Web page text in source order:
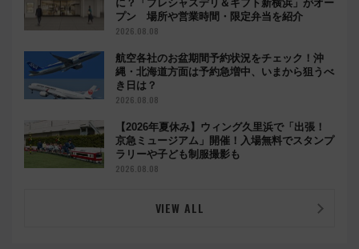
に？「プレシャスデリ＆ギフト新横浜」がオー
プン 場所や営業時間・限定弁当を紹介
2026.08.08
航空各社のお盆期間予約状況をチェック！沖
縄・北海道方面は予約急増中、いまから狙うべ
き日は？
2026.08.08
【2026年夏休み】ウィング久里浜で「出張！
京急ミュージアム」開催！入場無料でスタンプ
ラリーや子ども制服撮影も
2026.08.08
VIEW ALL